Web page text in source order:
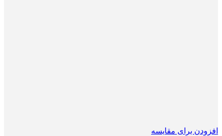
افزودن برای مقایسه